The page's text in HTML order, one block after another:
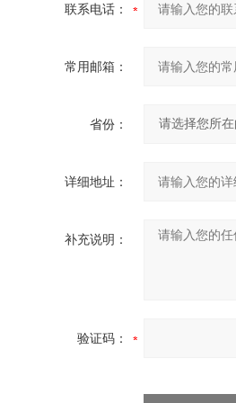
联系电话：
常用邮箱：
省份：
详细地址：
补充说明：
验证码：